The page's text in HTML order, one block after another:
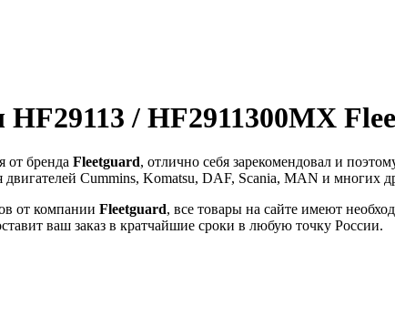
/ HF2911300MX
от бренда Fleetguard, отлично себя зарекомендовал и
Cummins, Komatsu, DAF, Scania, MAN и многих
от компании Fleetguard, все товары на сайте имеют
ваш заказ в кратчайшие сроки в любую точку России.